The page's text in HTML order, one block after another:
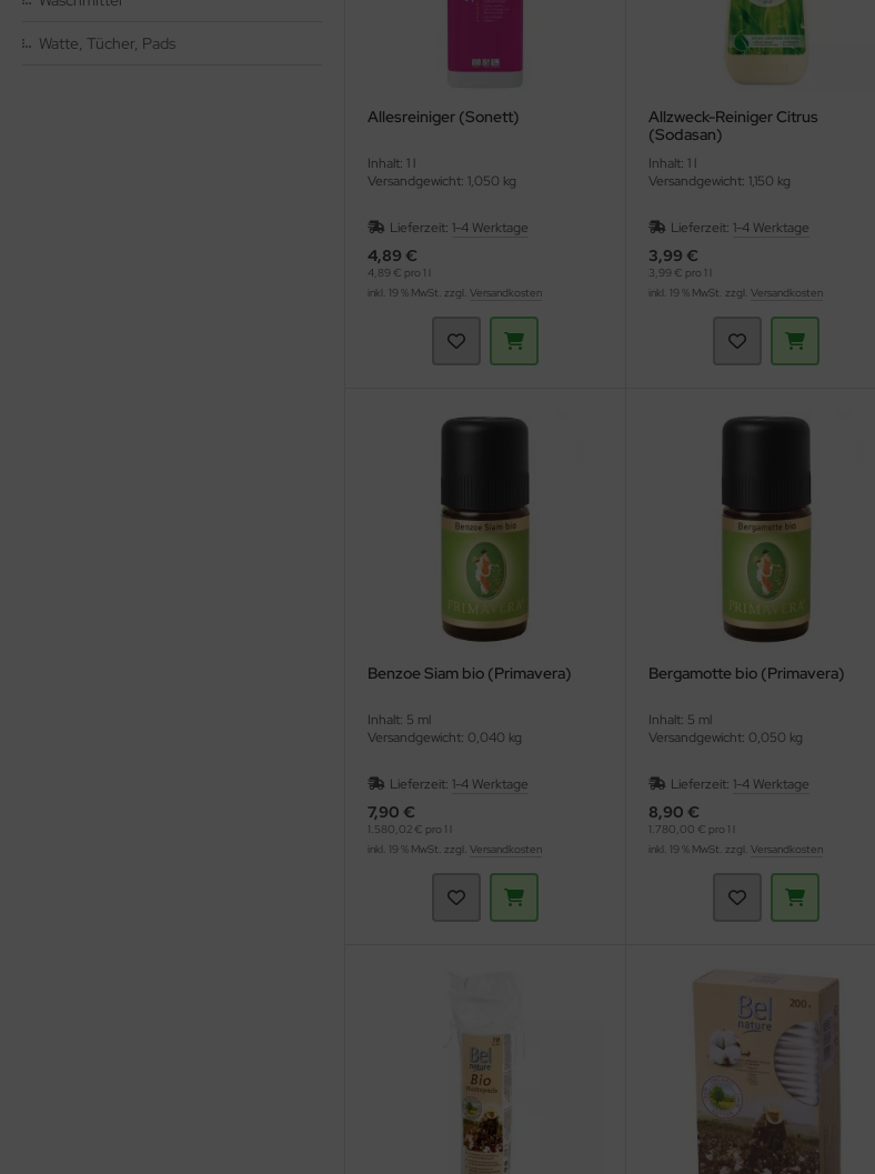
Watte, Tücher, Pads
Allesreiniger (Sonett)
Inhalt: 1 l
Versandgewicht: 1,050 kg
Lieferzeit: 1-4 Werktage
4,89 €
4,89 € pro 1 l
inkl. 19 % MwSt. zzgl. Versandkosten
Allzweck-Reiniger Citrus
(Sodasan)
Inhalt: 1 l
Versandgewicht: 1,150 kg
Lieferzeit:1-4 Werktage
3,99 €
3,99 € pro 1 l
inkl. 19 % MwSt. zzgl.Versandkosten
Benzoe Siam bio (Primavera)
Inhalt: 5 ml
Versandgewicht: 0,040 kg
Lieferzeit: 1-4 Werktage
7,90 €
1.580,02 € pro 1 l
inkl. 19 % MwSt. zzgl. Versandkosten
Bergamotte bio (Primavera)
Inhalt: 5 ml
Versandgewicht: 0,050 kg
Lieferzeit:1-4 Werktage
8,90 €
1.780,00 € pro 1 l
inkl. 19 % MwSt. zzgl.Versandkosten
und Sossen